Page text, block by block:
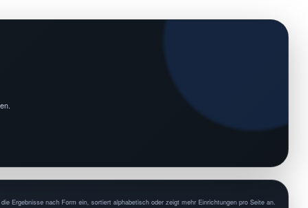
Ergebnisse nach Form ein, sortiert alphabetisch oder zeigt mehr Einrichtungen pro Seite an.